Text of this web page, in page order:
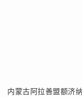
内蒙古阿拉善盟额济